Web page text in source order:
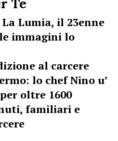
Lumia, il 23enne
immagini lo
al carcere
lo chef Nino u’
oltre 1600
familiari e